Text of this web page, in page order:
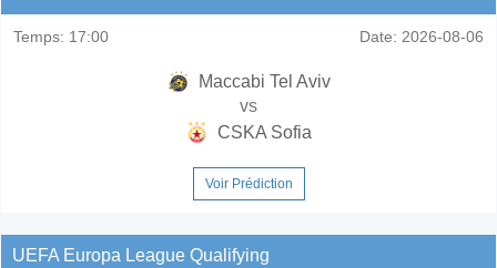
Temps: 17:00 Date: 2026-08-06
Maccabi Tel Aviv
vs
CSKA Sofia
Voir Prédiction
UEFA Europa League Qualifying